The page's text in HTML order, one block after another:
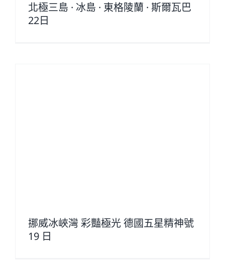
北極三島 · 冰島 · 東格陵蘭 · 斯爾瓦巴
22日
挪威冰峽灣 彩豔極光 德國五星精神號
19 日